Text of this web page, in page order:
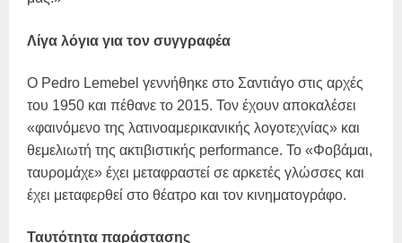
Λίγα λόγια για τον συγγραφέα
Ο Pedro Lemebel γεννήθηκε στο Σαντιάγο στις αρχές
του 1950 και πέθανε το 2015. Τον έχουν αποκαλέσει
«φαινόμενο της λατινοαμερικανικής λογοτεχνίας» και
θεμελιωτή της ακτιβιστικής performance. Το «Φοβάμαι,
ταυρομάχε» έχει μεταφραστεί σε αρκετές γλώσσες και
έχει μεταφερθεί στο θέατρο και τον κινηματογράφο.
Ταυτότητα παράστασης